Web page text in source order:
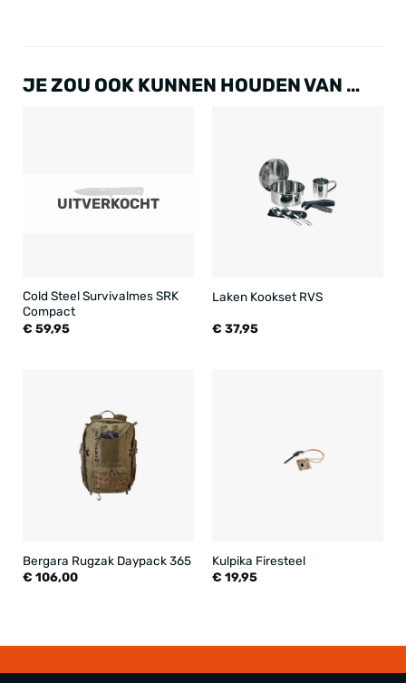
JE ZOU OOK KUNNEN HOUDEN VAN …
UITVERKOCHT
Cold Steel Survivalmes SRK
Compact
€ 59,95
Laken Kookset RVS
€ 37,95
Bergara Rugzak Daypack 365
€ 106,00
Kulpika Firesteel
€ 19,95